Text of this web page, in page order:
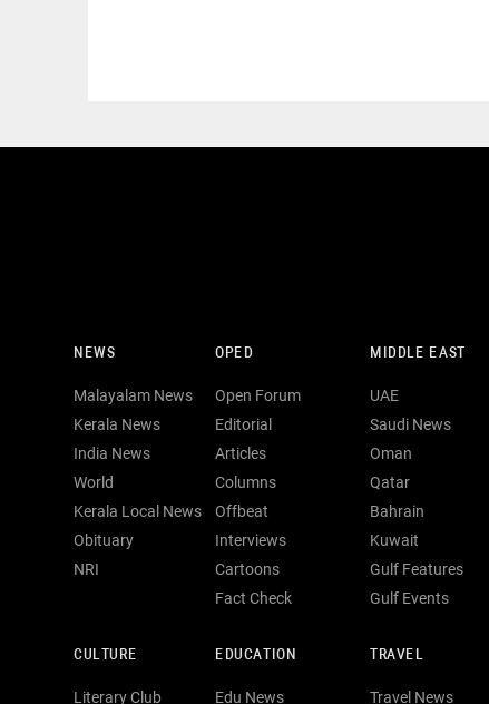
NEWS
Malayalam News
Kerala News
India News
World
Kerala Local News
Obituary
NRI
OPED
Open Forum
Editorial
Articles
Columns
Offbeat
Interviews
Cartoons
Fact Check
MIDDLE EAST
UAE
Saudi News
Oman
Qatar
Bahrain
Kuwait
Gulf Features
Gulf Events
CULTURE
Literary Club
EDUCATION
Edu News
TRAVEL
Travel News